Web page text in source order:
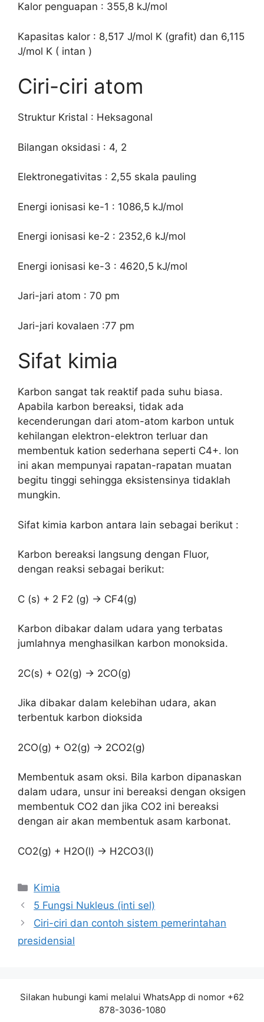
Kalor penguapan : 355,8 kJ/mol
Kapasitas kalor : 8,517 J/mol K (grafit) dan 6,115
J/mol K ( intan )
Ciri-ciri atom
Struktur Kristal : Heksagonal
Bilangan oksidasi : 4, 2
Elektronegativitas : 2,55 skala pauling
Energi ionisasi ke-1 : 1086,5 kJ/mol
Energi ionisasi ke-2 : 2352,6 kJ/mol
Energi ionisasi ke-3 : 4620,5 kJ/mol
Jari-jari atom : 70 pm
Jari-jari kovalaen :77 pm
Sifat kimia
Karbon sangat tak reaktif pada suhu biasa.
Apabila karbon bereaksi, tidak ada
kecenderungan dari atom-atom karbon untuk
kehilangan elektron-elektron terluar dan
membentuk kation sederhana seperti C4+. Ion
ini akan mempunyai rapatan-rapatan muatan
begitu tinggi sehingga eksistensinya tidaklah
mungkin.
Sifat kimia karbon antara lain sebagai berikut :
Karbon bereaksi langsung dengan Fluor,
dengan reaksi sebagai berikut:
C (s) + 2 F2 (g) → CF4(g)
Karbon dibakar dalam udara yang terbatas
jumlahnya menghasilkan karbon monoksida.
2C(s) + O2(g) → 2CO(g)
Jika dibakar dalam kelebihan udara, akan
terbentuk karbon dioksida
2CO(g) + O2(g) → 2CO2(g)
Membentuk asam oksi. Bila karbon dipanaskan
dalam udara, unsur ini bereaksi dengan oksigen
membentuk CO2 dan jika CO2 ini bereaksi
dengan air akan membentuk asam karbonat.
CO2(g) + H2O(l) → H2CO3(l)
Kategori
Kimia
5 Fungsi Nukleus (inti sel)
Ciri-ciri dan contoh sistem pemerintahan
presidensial
Silakan hubungi kami melalui WhatsApp di nomor +62
878-3036-1080